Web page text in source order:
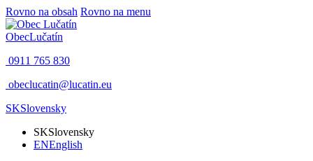
Rovno na obsah Rovno na menu
ObecLučatín
0911 765 830
obeclucatin@lucatin.eu
SKSlovensky
SKSlovensky
ENEnglish